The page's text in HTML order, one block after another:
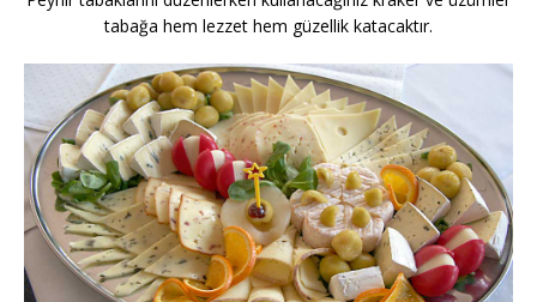
tabağa hem lezzet hem güzellik katacaktır.